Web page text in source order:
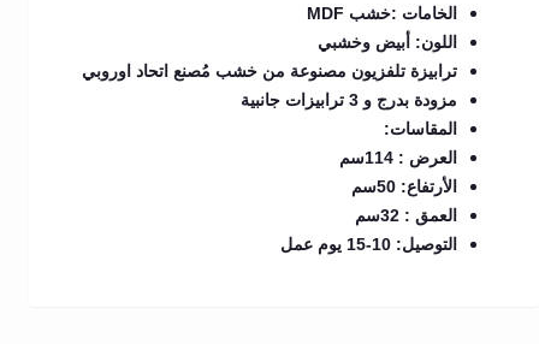
الخامات :خشب MDF
اللون: أبيض وخشبي
ترابيزة تلفزيون مصنوعة من خشب مُصنع اتحاد اوروبي
مزودة بدرج و 3 ترابيزات جانبية
المقاسات:
العرض : 114سم
الأرتفاع: 50سم
العمق : 32سم
التوصيل: 10-15 يوم عمل